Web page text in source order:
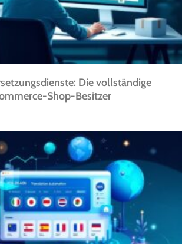
Die vollständige
Shop-Besitzer